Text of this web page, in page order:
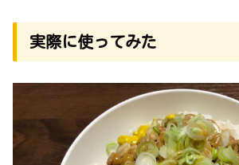
実際に使ってみた